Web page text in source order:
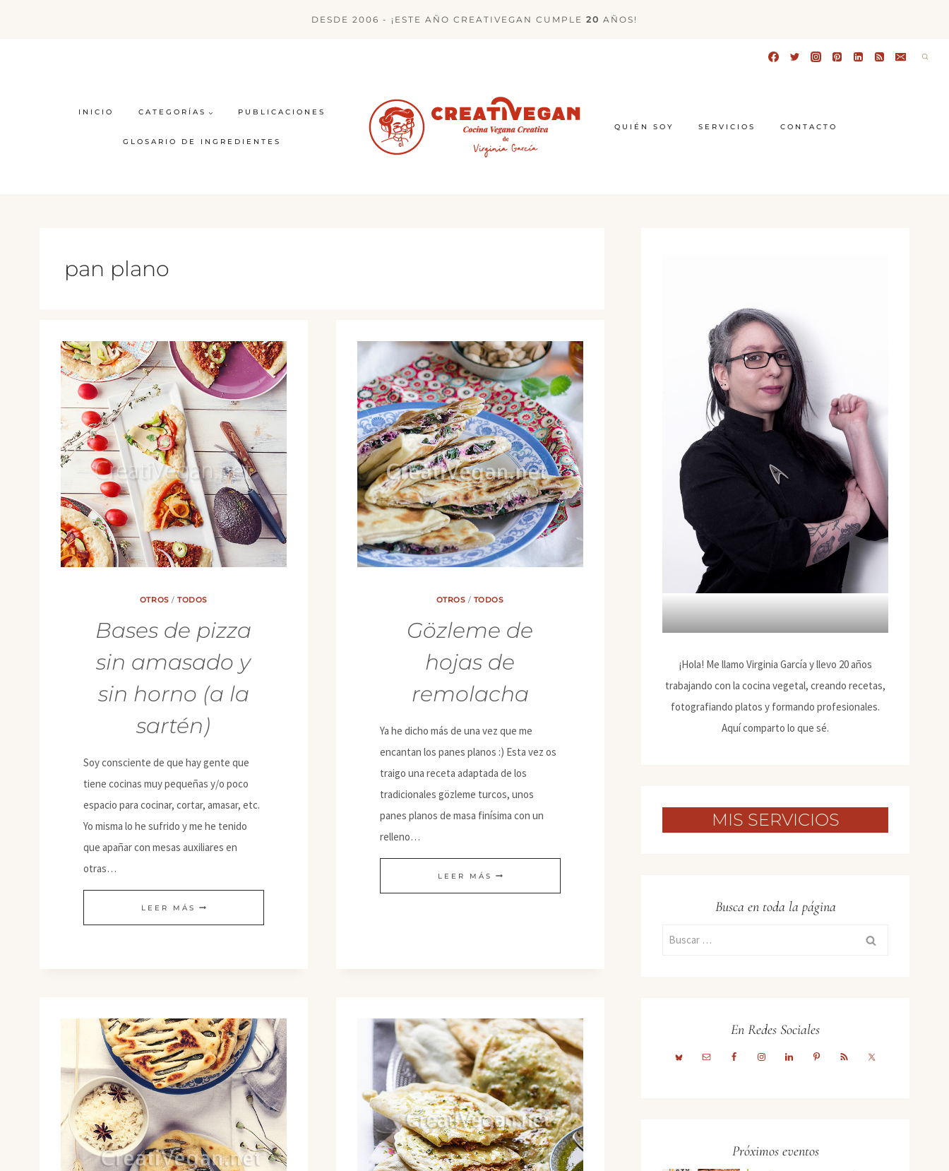
DESDE 2006 - ¡ESTE AÑO CREATIVEGAN CUMPLE 20 AÑOS!
INICIO CATEGORÍAS PUBLICACIONES
GLOSARIO DE INGREDIENTES
QUIÉN SOY SERVICIOS CONTACTO
pan plano
OTROS /TODOS
Bases de pizza
sin amasado y
sin horno (a la
sartén)
Soy consciente de que hay gente que
tiene cocinas muy pequeñas y/o poco
espacio para cocinar, cortar, amasar, etc.
Yo misma lo he sufrido y me he tenido
que apañar con mesas auxiliares en
otras…
LEER MÁS BASES
DE
SIN
HORNO
(A
LA
SARTÉN)
OTROS / TODOS
Gözleme de
hojas de
remolacha
Ya he dicho más de una vez que me
encantan los panes planos :) Esta vez os
traigo una receta adaptada de los
tradicionales gözleme turcos, unos
panes planos de masa finísima con un
relleno…
LEER MÁS GÖZLEME
DE
¡Hola! Me llamo Virginia García y llevo 20 años
trabajando con la cocina vegetal, creando recetas,
fotografiando platos y formando profesionales.
Aquí comparto lo que sé.
MIS SERVICIOS
Busca en toda la página
Buscar:
En Redes Sociales
Próximos eventos